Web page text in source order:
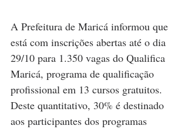
A Prefeitura de Maricá informou que
está com inscrições abertas até o dia
29/10 para 1.350 vagas do Qualifica
Maricá, programa de qualificação
profissional em 13 cursos gratuitos.
Deste quantitativo, 30% é destinado
aos participantes dos programas